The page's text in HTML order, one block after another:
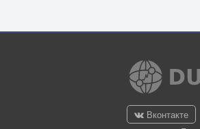
Вконтакте